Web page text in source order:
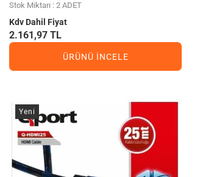
Stok Miktarı : 2 ADET
Kdv Dahil Fiyat
2.161,97 TL
ÜRÜNÜ İNCELE
Yeni